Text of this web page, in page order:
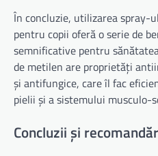
În concluzie, utilizarea spray-
pentru copii oferă o serie de
semnificative pentru
de metilen are proprietăți
și antifungice, care îl fac
pielii și a sistemului musculo-
Concluzii și